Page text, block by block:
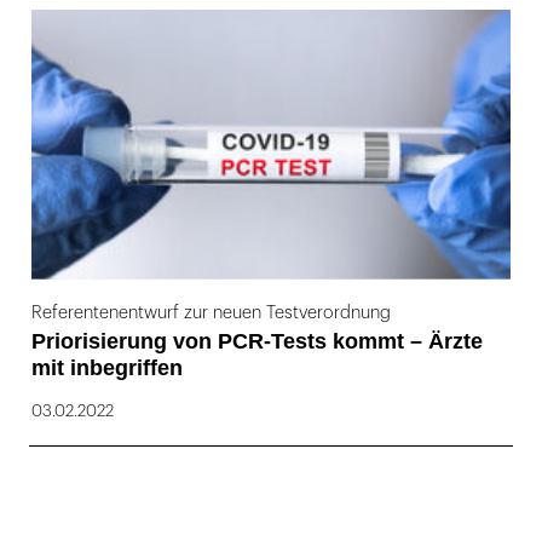
Referentenentwurf zur neuen Testverordnung
Priorisierung von PCR-Tests kommt – Ärzte
mit inbegriffen
03.02.2022